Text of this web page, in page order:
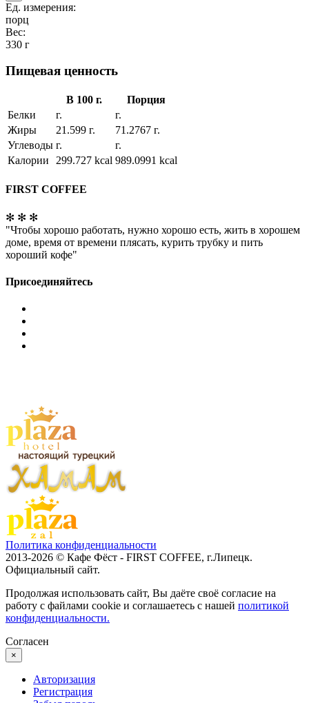
Ед. измерения:
порц
Вес:
330 г
Пищевая ценность
В 100 г.
Порция
Белки
г.
г.
Жиры
21.599 г.
71.2767 г.
Углеводы г.
г.
Калории
299.727 kcal 989.0991 kcal
FIRST COFFEE
✻ ✻ ✻
"Чтобы хорошо работать, нужно хорошо есть, жить в хорошем
доме, время от времени плясать, курить трубку и пить
хороший кофе"
Присоединяйтесь
Политика конфиденциальности
2013-2026 © Кафе Фёст - FIRST COFFEE, г.Липецк.
Официальный сайт.
Продолжая использовать сайт, Вы даёте своё согласие на
работу с файлами cookie и соглашаетесь с нашей политикой
конфиденциальности.
Согласен
×
Авторизация
Регистрация